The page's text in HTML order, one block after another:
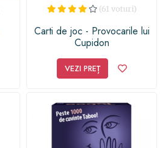
(61 voturi)
Carti de joc - Provocarile lui
Cupidon
VEZI PREȚ